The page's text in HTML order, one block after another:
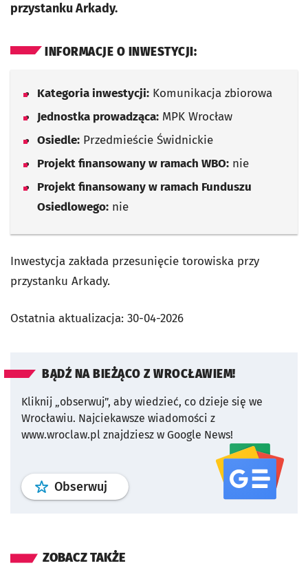
przystanku Arkady.
INFORMACJE O INWESTYCJI:
Kategoria inwestycji: Komunikacja zbiorowa
Jednostka prowadząca: MPK Wrocław
Osiedle: Przedmieście Świdnickie
Projekt finansowany w ramach WBO: nie
Projekt finansowany w ramach Funduszu
Osiedlowego: nie
Inwestycja zakłada przesunięcie torowiska przy
przystanku Arkady.
Ostatnia aktualizacja: 30-04-2026
BĄDŹ NA BIEŻĄCO Z WROCŁAWIEM!
Kliknij „obserwuj”, aby wiedzieć, co dzieje się we
Wrocławiu. Najciekawsze wiadomości z
www.wroclaw.pl znajdziesz w Google News!
Obserwuj profil serwisu
ZOBACZ TAKŻE